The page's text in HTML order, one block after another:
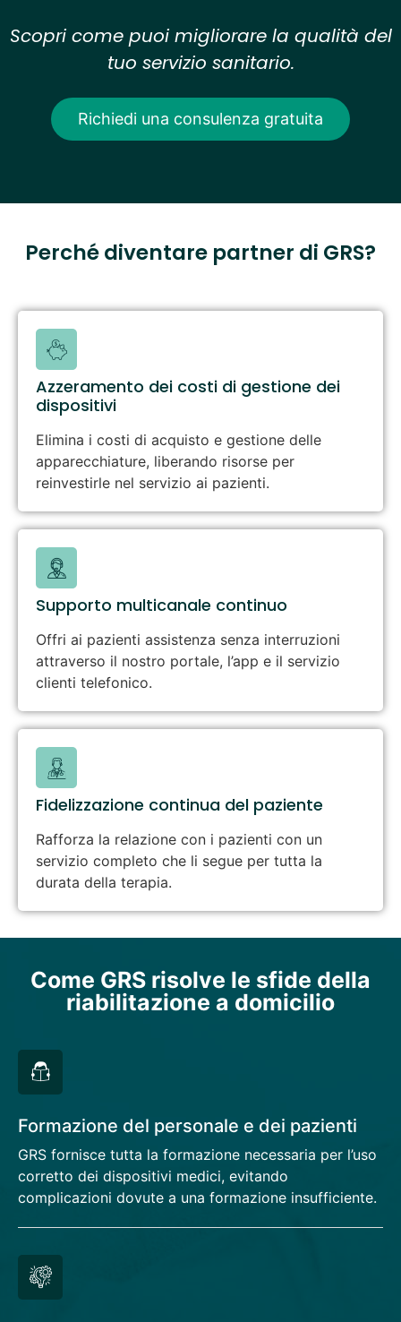
Scopri come puoi migliorare la qualità del
tuo servizio sanitario.
Richiedi una consulenza gratuita
Perché diventare partner di GRS?
Azzeramento dei costi di gestione dei
dispositivi
Elimina i costi di acquisto e gestione delle
apparecchiature, liberando risorse per
reinvestirle nel servizio ai pazienti.
Supporto multicanale continuo
Offri ai pazienti assistenza senza interruzioni
attraverso il nostro portale, l’app e il servizio
clienti telefonico.
Fidelizzazione continua del paziente
Rafforza la relazione con i pazienti con un
servizio completo che li segue per tutta la
durata della terapia.
Come GRS risolve le sfide della
riabilitazione a domicilio
Formazione del personale e dei pazienti
GRS fornisce tutta la formazione necessaria per l’uso
corretto dei dispositivi medici, evitando
complicazioni dovute a una formazione insufficiente.